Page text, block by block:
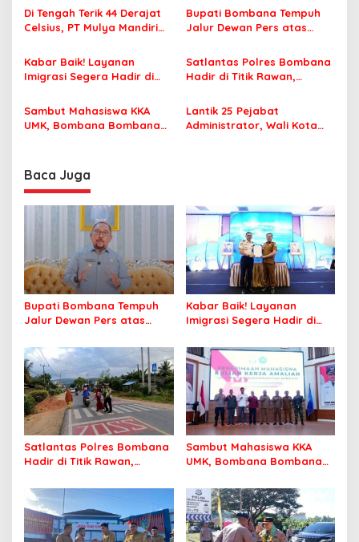
p
o
s
Tiga Kabupaten Unggulan
Di Tengah Terik 44 Derajat
Celsius, PT Mulya Mandiri
Jamaah Tetap Sehat dan
Nyaman Beribadah
Bupati Bombana Tempuh
Jalur Dewan Pers atas
Korupsi Jembatan Cirauci II
Kabar Baik! Layanan
Imigrasi Segera Hadir di
Perlu Lagi ke Kendari
Satlantas Polres Bombana
Hadir di Titik Rawan,
Sekolah dengan Aman
Sambut Mahasiswa KKA
UMK, Bombana Bombana
Lantik 25 Pejabat
Administrator, Wali Kota
Baca Juga
Bupati Bombana Tempuh
Jalur Dewan Pers atas
Korupsi Jembatan Cirauci II
Kabar Baik! Layanan
Imigrasi Segera Hadir di
Perlu Lagi ke Kendari
Satlantas Polres Bombana
Hadir di Titik Rawan,
Sekolah dengan Aman
Sambut Mahasiswa KKA
UMK, Bombana Bombana
Sasaran